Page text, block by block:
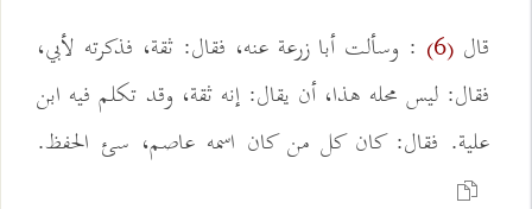
قال (6)
: وسألت أبا زرعة عنه، فقال: ثقة، فذكرته لأبي،
فقال: ليس محله هذا، أن يقال: إنه ثقة، وقد تكلم فيه ابن
علية. فقال: كان كل من كان اسمه عاصم، سئ الحفظ.